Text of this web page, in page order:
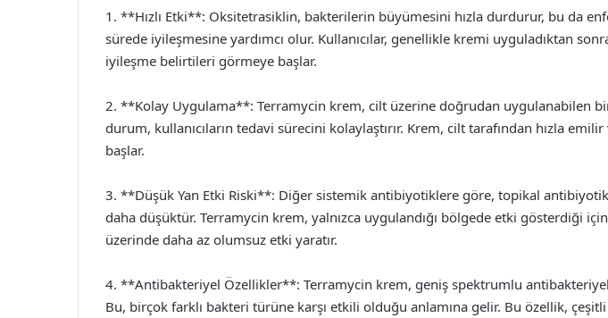
1. **Hızlı Etki**: Oksitetrasiklin, bakterilerin büyümesini hızla durdurur, bu da
sürede iyileşmesine yardımcı olur. Kullanıcılar, genellikle kremi uyguladıktan
iyileşme belirtileri görmeye başlar.
2. **Kolay Uygulama**: Terramycin krem, cilt üzerine doğrudan uygulanabilen
durum, kullanıcıların tedavi sürecini kolaylaştırır. Krem, cilt tarafından hızla
başlar.
3. **Düşük Yan Etki Riski**: Diğer sistemik antibiyotiklere göre, topikal
daha düşüktür. Terramycin krem, yalnızca uygulandığı bölgede etki gösterdiği
üzerinde daha az olumsuz etki yaratır.
4. **Antibakteriyel Özellikler**: Terramycin krem, geniş spektrumlu
Bu, birçok farklı bakteri türüne karşı etkili olduğu anlamına gelir. Bu özellik,